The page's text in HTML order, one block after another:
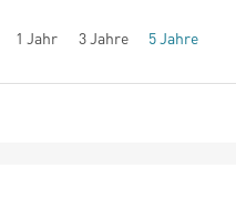
1 Jahr 3 Jahre 5 Jahre